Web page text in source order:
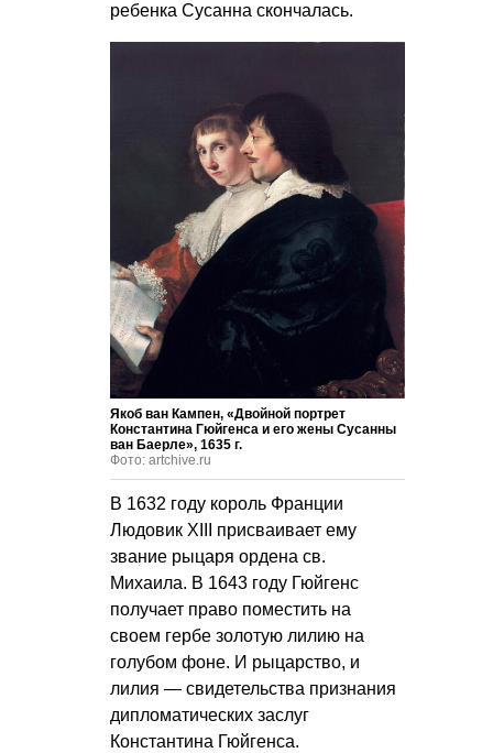
ребенка Сусанна скончалась.
Якоб ван Кампен, «Двойной портрет
Константина Гюйгенса и его жены Сусанны
ван Баерле», 1635 г.
Фото: artchive.ru
В 1632 году король Франции
Людовик XIII присваивает ему
звание рыцаря ордена св.
Михаила. В 1643 году Гюйгенс
получает право поместить на
своем гербе золотую лилию на
голубом фоне. И рыцарство, и
лилия — свидетельства признания
дипломатических заслуг
Константина Гюйгенса.